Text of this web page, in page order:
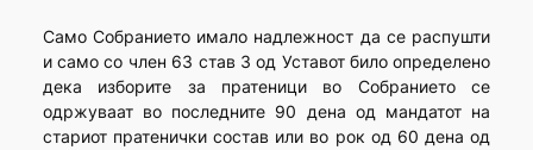
Само Собранието имало надлежност да се распушти
и само со член 63 став 3 од Уставот било определено
дека изборите за пратеници во Собранието се
одржуваат во последните 90 дена од мандатот на
стариот пратенички состав или во рок од 60 дена од